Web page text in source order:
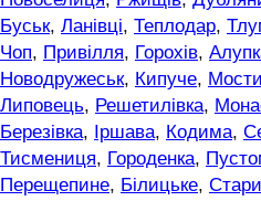
Буськ, Ланівці, Теплодар,
Чоп, Привілля, Горохів,
Новодружеськ, Кипуче,
Липовець, Решетилівка,
Березівка, Іршава, Кодима,
Тисмениця, Городенка,
Перещепине, Білицьке,